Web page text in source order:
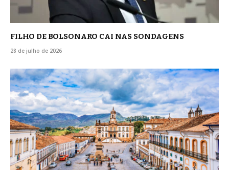
FILHO DE BOLSONARO CAI NAS SONDAGENS
28 de julho de 2026